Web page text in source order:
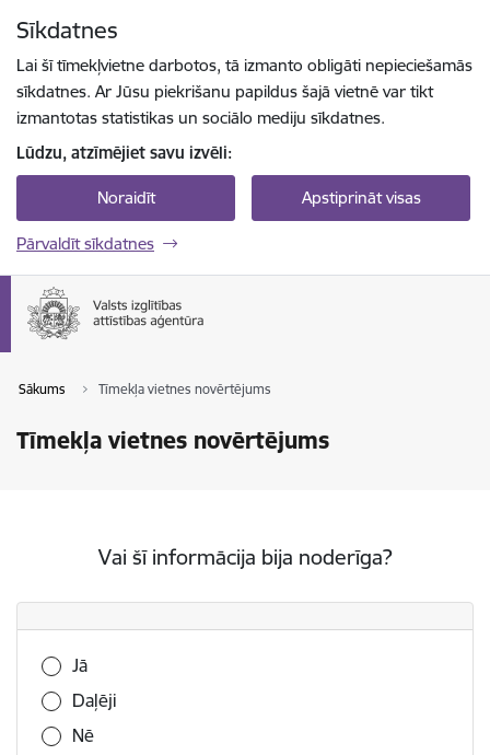
Sīkdatnes
Lai šī tīmekļvietne darbotos, tā izmanto obligāti nepieciešamās
sīkdatnes. Ar Jūsu piekrišanu papildus šajā vietnē var tikt
izmantotas statistikas un sociālo mediju sīkdatnes.
Lūdzu, atzīmējiet savu izvēli:
Noraidīt Apstiprināt visas
Pārvaldīt sīkdatnes
Sākums Tīmekļa vietnes novērtējums
Tīmekļa vietnes novērtējums
Vai šī informācija bija noderīga?
Vai šī informācija bija noderīga?
Jā
Daļēji
Nē